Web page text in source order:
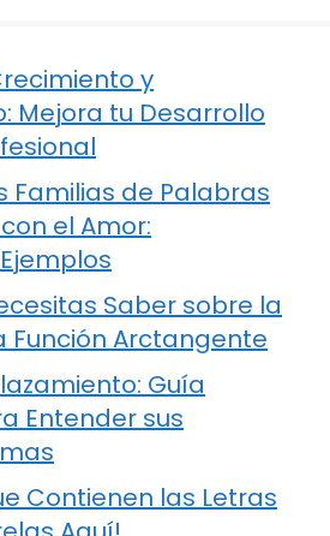
y
Mejora tu Desarrollo
Familias de Palabras
el Amor:
Saber sobre la
Función Arctangente
Guía
Entender sus
Contienen las Letras